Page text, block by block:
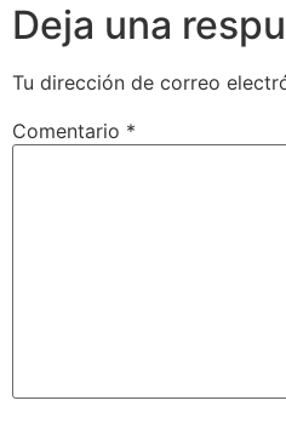
Deja una
Tu dirección de correo
Comentario *